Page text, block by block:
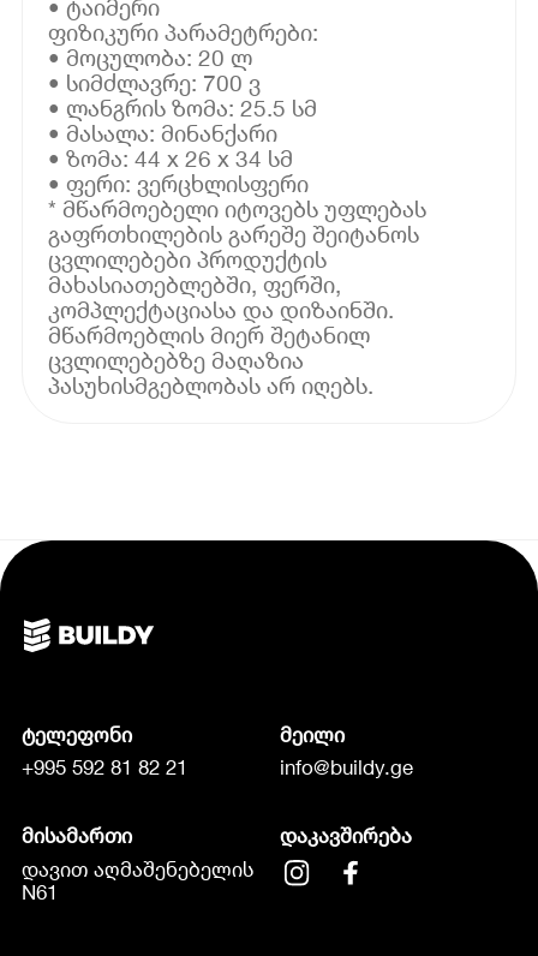
• ტაიმერი
ფიზიკური პარამეტრები:
• მოცულობა: 20 ლ
• სიმძლავრე: 700 ვ
• ლანგრის ზომა: 25.5 სმ
• მასალა: მინანქარი
• ზომა: 44 x 26 x 34 სმ
• ფერი: ვერცხლისფერი
* მწარმოებელი იტოვებს უფლებას
გაფრთხილების გარეშე შეიტანოს
ცვლილებები პროდუქტის
მახასიათებლებში, ფერში,
კომპლექტაციასა და დიზაინში.
მწარმოებლის მიერ შეტანილ
ცვლილებებზე მაღაზია
პასუხისმგებლობას არ იღებს.
ტელეფონი
+995 592 81 82 21
მეილი
info@buildy.ge
მისამართი
დავით აღმაშენებელის
N61
დაკავშირება